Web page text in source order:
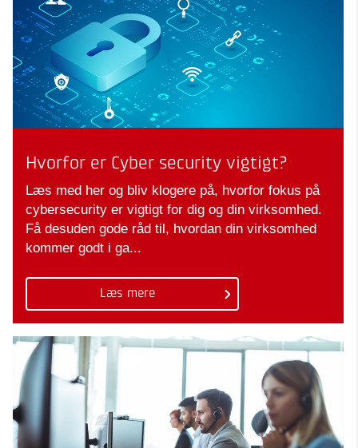
Hvorfor er Cyber security vigtigt?
Læs med her og bliv klogere på, hvorfor fokus på
cybersecurity er vigtigt for dig og din virksomhed.
Få desuden gode råd til, hvordan din virksomhed
kommer godt i ga...
Læs mere